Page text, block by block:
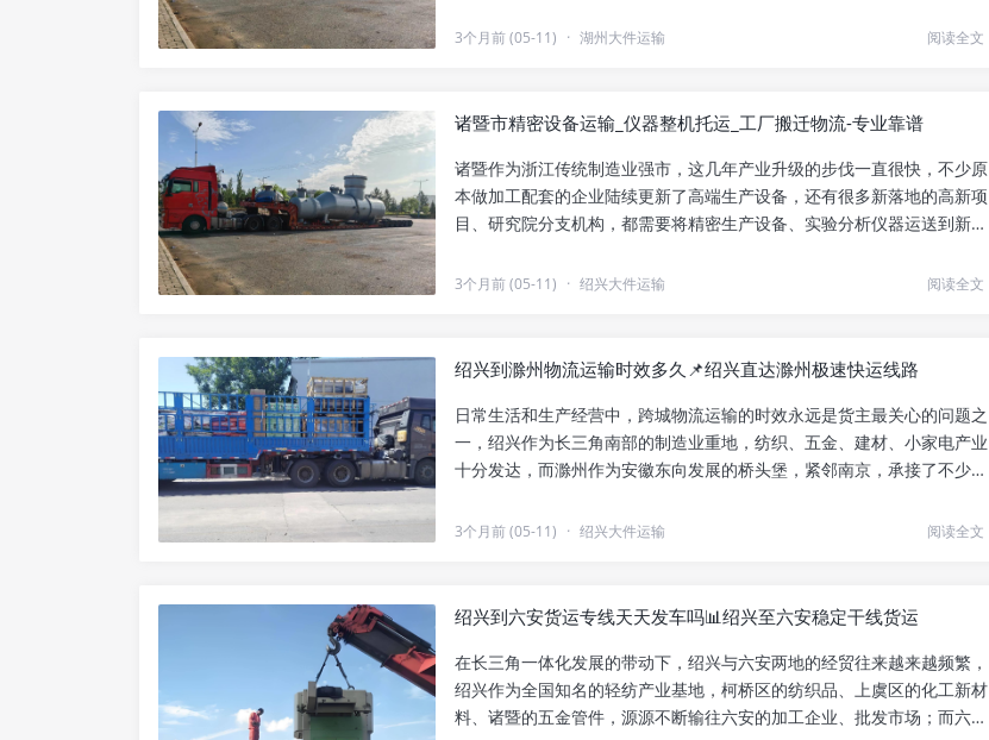
3个月前 (05-11) · 湖州大件运输 阅读全文
诸暨市精密设备运输_仪器整机托运_工厂搬迁物流-专业靠谱
诸暨作为浙江传统制造业强市，这几年产业升级的步伐一直很快，不少原
本做加工配套的企业陆续更新了高端生产设备，还有很多新落地的高新项
目、研究院分支机构，都需要将精密生产设备、实验分析仪器运送到新场
3个月前 (05-11) · 绍兴大件运输 阅读全文
绍兴到滁州物流运输时效多久📌绍兴直达滁州极速快运线路
日常生活和生产经营中，跨城物流运输的时效永远是货主最关心的问题之
一，绍兴作为长三角南部的制造业重地，纺织、五金、建材、小家电产业
十分发达，而滁州作为安徽东向发展的桥头堡，紧邻南京，承接了不少长
3个月前 (05-11) · 绍兴大件运输 阅读全文
绍兴到六安货运专线天天发车吗📊绍兴至六安稳定干线货运
在长三角一体化发展的带动下，绍兴与六安两地的经贸往来越来越频繁，
绍兴作为全国知名的轻纺产业基地，柯桥区的纺织品、上虞区的化工新材
料、诸暨的五金管件，源源不断输往六安的加工企业、批发市场；而六安